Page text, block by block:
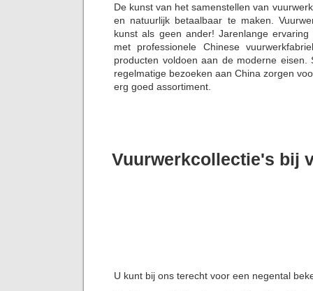
De kunst van het samenstellen van
en natuurlijk betaalbaar te maken.
kunst als geen ander! Jarenlange
met professionele Chinese
producten voldoen aan de moderne eisen.
regelmatige bezoeken aan China zorgen
erg goed assortiment.
Vuurwerkcollectie's bij
U kunt bij ons terecht voor een negental